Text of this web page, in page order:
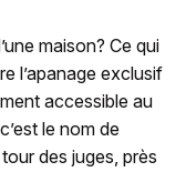
maison? Ce qui
l’apanage exclusif
accessible au
le nom de
des juges, près